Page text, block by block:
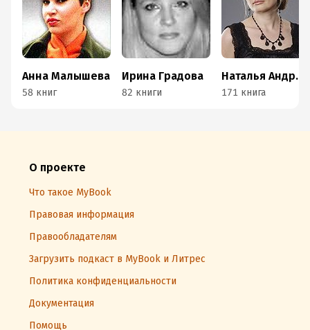
Анна Малышева
58 книг
Ирина Градова
82 книги
Наталья Андреева
171 книга
О проекте
Что такое MyBook
Правовая информация
Правообладателям
Загрузить подкаст в MyBook и Литрес
Политика конфиденциальности
Документация
Помощь